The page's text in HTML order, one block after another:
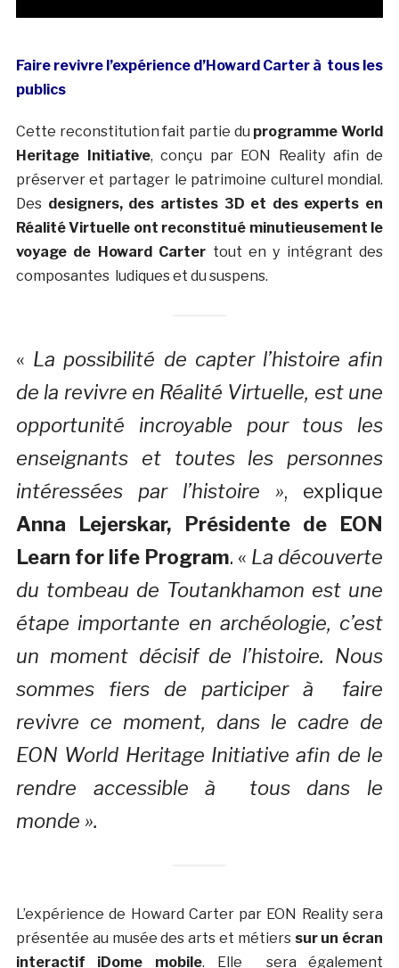
Faire revivre l’expérience d’Howard Carter à tous les
publics
Cette reconstitution fait partie du programme World
Heritage Initiative, conçu par EON Reality afin de
préserver et partager le patrimoine culturel mondial.
Des designers, des artistes 3D et des experts en
Réalité Virtuelle ont reconstitué minutieusement le
voyage de Howard Carter tout en y intégrant des
composantes ludiques et du suspens.
« La possibilité de capter l’histoire afin
de la revivre en Réalité Virtuelle, est une
opportunité incroyable pour tous les
enseignants et toutes les personnes
intéressées par l’histoire », explique
Anna Lejerskar, Présidente de EON
Learn for life Program. « La découverte
du tombeau de Toutankhamon est une
étape importante en archéologie, c’est
un moment décisif de l’histoire. Nous
sommes fiers de participer à faire
revivre ce moment, dans le cadre de
EON World Heritage Initiative afin de le
rendre accessible à tous dans le
monde ».
L’expérience de Howard Carter par EON Reality sera
présentée au musée des arts et métiers sur un écran
interactif iDome mobile. Elle sera également